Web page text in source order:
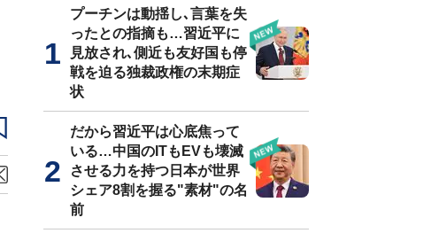
プーチンは動揺し､言葉を失
ったとの指摘も…習近平に
見放され､側近も友好国も停
戦を迫る独裁政権の末期症
状
だから習近平は心底焦って
いる…中国のITもEVも壊滅
させる力を持つ日本が世界
シェア8割を握る"素材"の名
前